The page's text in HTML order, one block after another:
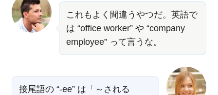
これもよく間違うやつだ。英語で
は “office worker” や “company
employee” って言うな。
接尾語の “-ee” は「～される